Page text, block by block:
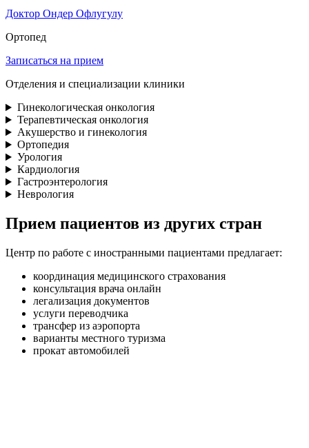
Доктор Ондер Офлугулу
Ортопед
Записаться на прием
Отделения и специализации клиники
Гинекологическая онкология
Терапевтическая онкология
Акушерство и гинекология
Ортопедия
Урология
Кардиология
Гастроэнтерология
Неврология
Прием пациентов из других стран
Центр по работе с иностранными пациентами предлагает:
координация медицинского страхования
консультация врача онлайн
легализация документов
услуги переводчика
трансфер из аэропорта
варианты местного туризма
прокат автомобилей